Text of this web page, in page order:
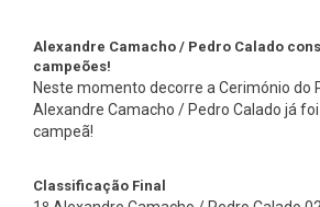
Alexandre Camacho / Pedro Calado
campeões!
Neste momento decorre a Cerimónio do
Alexandre Camacho / Pedro Calado já
campeã!
Classificação Final